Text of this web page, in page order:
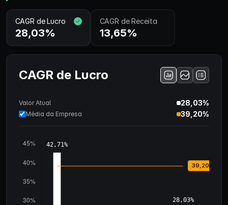
CAGR de Lucro
28,03%
CAGR de Receita
13,65%
CAGR de Lucro
Valor Atual 28,03%
Média da Empresa 39,20%